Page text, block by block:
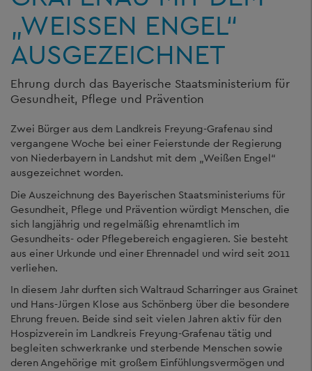
„WEISSEN ENGEL“ A
USGEZEICHNET
Ehrung durch das Bayerische Staatsministerium für
Gesundheit, Pflege und Prävention
Zwei Bürger aus dem Landkreis Freyung-Grafenau sind
vergangene Woche bei einer Feierstunde der Regierung
von Niederbayern in Landshut mit dem „Weißen Engel“
ausgezeichnet worden.
Die Auszeichnung des Bayerischen Staatsministeriums für
Gesundheit, Pflege und Prävention würdigt Menschen, die
sich langjährig und regelmäßig ehrenamtlich im
Gesundheits- oder Pflegebereich engagieren. Sie besteht
aus einer Urkunde und einer Ehrennadel und wird seit 2011
verliehen.
In diesem Jahr durften sich Waltraud Scharringer aus Grainet
und Hans-Jürgen Klose aus Schönberg über die besondere
Ehrung freuen. Beide sind seit vielen Jahren aktiv für den
Hospizverein im Landkreis Freyung-Grafenau tätig und
begleiten schwerkranke und sterbende Menschen sowie
deren Angehörige mit großem Einfühlungsvermögen und